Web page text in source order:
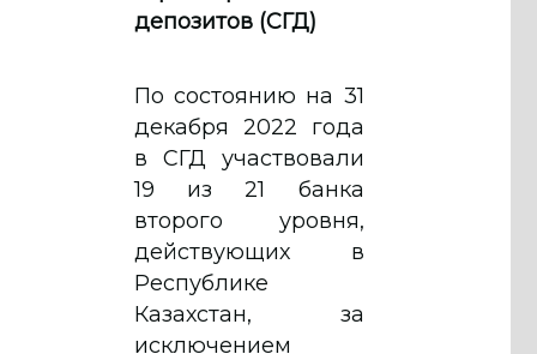
депозитов (СГД)
По состоянию на 31
декабря 2022 года
в СГД участвовали
19 из 21 банка
второго уровня,
действующих в
Республике
Казахстан, за
исключением